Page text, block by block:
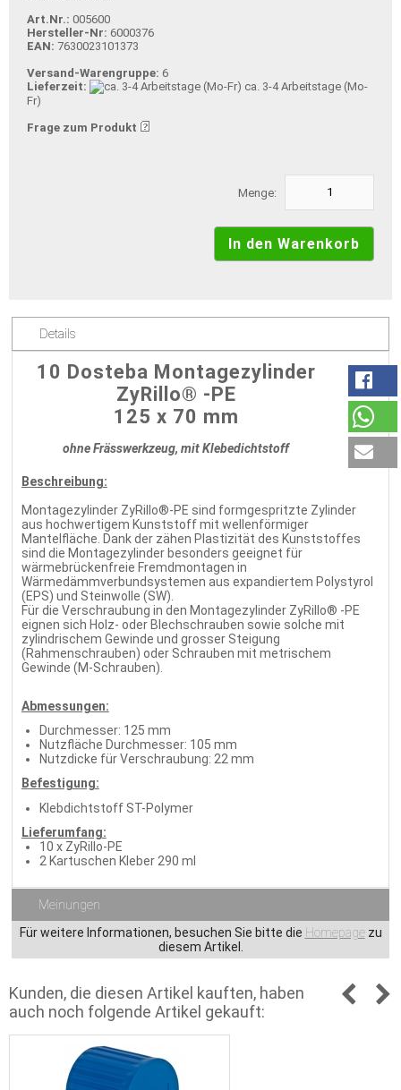
Art.Nr.: 005600
Hersteller-Nr: 6000376
EAN: 7630023101373
Versand-Warengruppe: 6
Lieferzeit:
ca. 3-4 Arbeitstage (Mo-
Fr)
Frage zum Produkt
Menge:
Details
10 Dosteba Montagezylinder
ZyRillo® -PE
125 x 70 mm
ohne Frässwerkzeug, mit Klebedichtstoff
Beschreibung:
Montagezylinder ZyRillo®-PE sind formgespritzte Zylinder
aus hochwertigem Kunststoff mit wellenförmiger
Mantelfläche. Dank der zähen Plastizität des Kunststoffes
sind die Montagezylinder besonders geeignet für
wärmebrückenfreie Fremdmontagen in
Wärmedämmverbundsystemen aus expandiertem Polystyrol
(EPS) und Steinwolle (SW).
Für die Verschraubung in den Montagezylinder ZyRillo® -PE
eignen sich Holz- oder Blechschrauben sowie solche mit
zylindrischem Gewinde und grosser Steigung
(Rahmenschrauben) oder Schrauben mit metrischem
Gewinde (M-Schrauben).
Abmessungen:
Durchmesser: 125 mm
Nutzfläche Durchmesser: 105 mm
Nutzdicke für Verschraubung: 22 mm
Befestigung:
Klebdichtstoff ST-Polymer
Lieferumfang:
10 x ZyRillo-PE
2 Kartuschen Kleber 290 ml
Meinungen
Für weitere Informationen, besuchen Sie bitte die Homepagezu
diesem Artikel.
Kunden, die diesen Artikel kauften, haben
auch noch folgende Artikel gekauft: